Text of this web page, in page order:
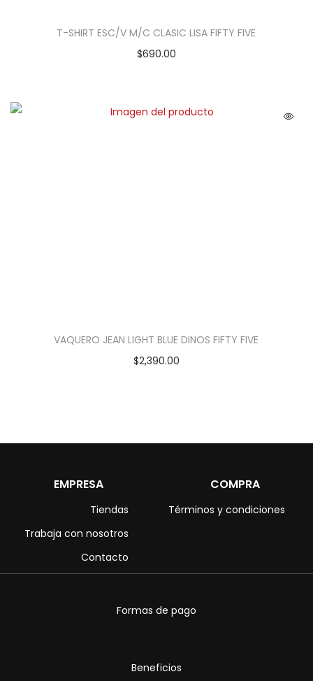
T-SHIRT ESC/V M/C CLASIC LISA FIFTY FIVE
$690.00
VAQUERO JEAN LIGHT BLUE DINOS FIFTY FIVE
$2,390.00
EMPRESA
Tiendas
Trabaja con nosotros
Contacto
COMPRA
Términos y condiciones
Formas de pago
Beneficios